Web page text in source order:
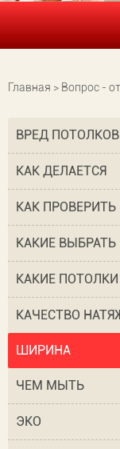
Главная > Вопрос -
ВРЕД ПОТОЛКОВ
КАК ДЕЛАЕТСЯ
КАК ПРОВЕРИТЬ
КАКИЕ ВЫБРАТЬ
КАКИЕ
КАЧЕСТВО
ШИРИНА
ЧЕМ МЫТЬ
ЭКО